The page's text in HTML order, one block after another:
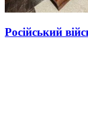
Російський